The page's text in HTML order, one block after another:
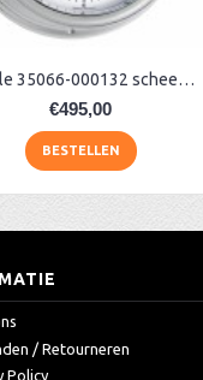
Hermle 35066-000132 scheepsklok, klok glazen slaan
€495,00
BESTELLEN
/ Retourneren
Policy